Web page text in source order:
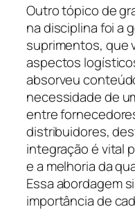
Outro tópico de
na disciplina foi a
suprimentos, que
aspectos
absorveu
necessidade de
entre
distribuidores,
integração é vital
e a melhoria da
Essa abordagem
importância de